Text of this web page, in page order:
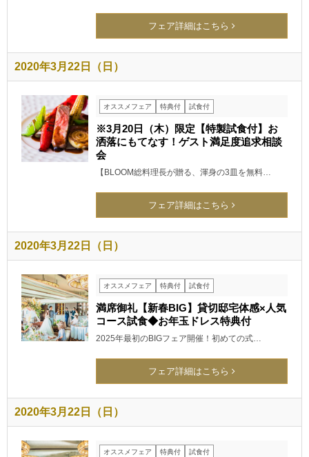
フェア詳細はこちら
2020年3月22日（日）
オススメフェア 特典付 試食付
※3月20日（木）限定【特製試食付】お
洒落にもてなす！ゲスト満足度追求相談
会
【BLOOM総料理長が贈る、渾身の3皿を無料…
フェア詳細はこちら
2020年3月22日（日）
オススメフェア 特典付 試食付
満席御礼【新春BIG】貸切邸宅体感×人気
コース試食◆お年玉ドレス特典付
2025年最初のBIGフェア開催！初めての式…
フェア詳細はこちら
2020年3月22日（日）
オススメフェア 特典付 試食付